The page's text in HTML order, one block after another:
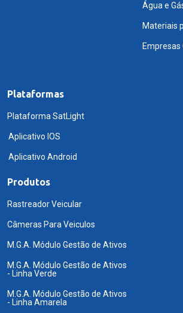
Água e
Materiais
Plataformas
Plataforma SatLight
Aplicativo IOS
Aplicativo Android
Produtos
Rastreador Veicular
Câmeras Para Veiculos
M.G.A. Módulo Gestão de Ativos
M.G.A. Módulo Gestão de Ativos
- Linha Verde
M.G.A. Módulo Gestão de Ativos
- Linha Amarela